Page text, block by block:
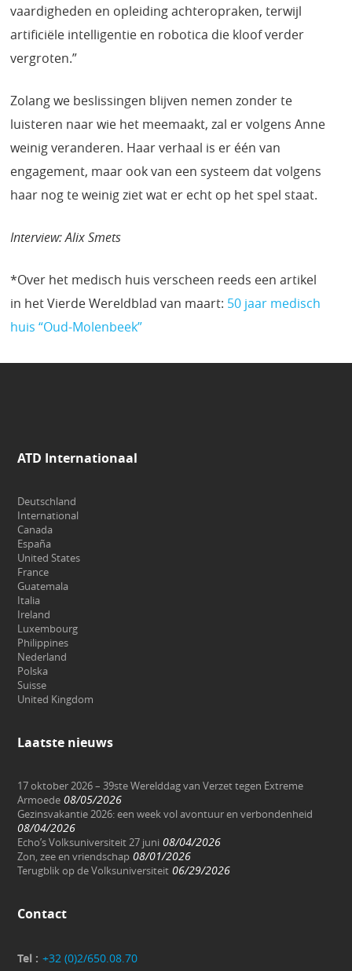
vaardigheden en opleiding achteropraken, terwijl
artificiële intelligentie en robotica die kloof verder
vergroten.”
Zolang we beslissingen blijven nemen zonder te
luisteren naar wie het meemaakt, zal er volgens Anne
weinig veranderen. Haar verhaal is er één van
engagement, maar ook van een systeem dat volgens
haar nog te weinig ziet wat er echt op het spel staat.
Interview: Alix Smets
*Over het medisch huis verscheen reeds een artikel
in het Vierde Wereldblad van maart: 50 jaar medisch
huis “Oud-Molenbeek”
ATD Internationaal
Deutschland
International
Canada
España
United States
France
Guatemala
Italia
Ireland
Luxembourg
Philippines
Nederland
Polska
Suisse
United Kingdom
Laatste nieuws
17 oktober 2026 – 39ste Werelddag van Verzet tegen Extreme
Armoede 08/05/2026
Gezinsvakantie 2026: een week vol avontuur en verbondenheid
08/04/2026
Echo’s Volksuniversiteit 27 juni 08/04/2026
Zon, zee en vriendschap 08/01/2026
Terugblik op de Volksuniversiteit 06/29/2026
Contact
Tel : +32 (0)2/650.08.70